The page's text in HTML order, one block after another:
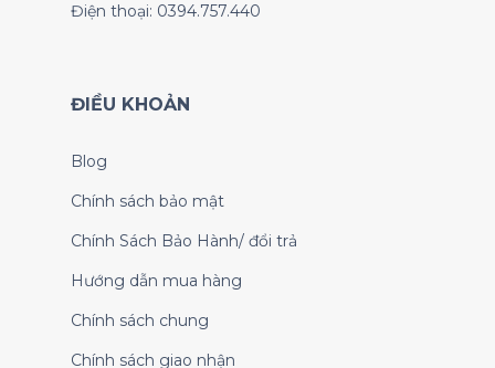
Điện thoại: 0394.757.440
ĐIỀU KHOẢN
Blog
Chính sách bảo mật
Chính Sách Bảo Hành/ đổi trả
Hướng dẫn mua hàng
Chính sách chung
Chính sách giao nhận